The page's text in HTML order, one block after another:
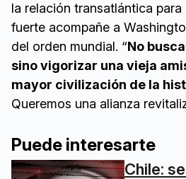
la relación transatlántica para
fuerte acompañe a
del orden mundial. “No
sino vigorizar una vieja
mayor civilización de la
Queremos una alianza
Puede interesarte
Chile: